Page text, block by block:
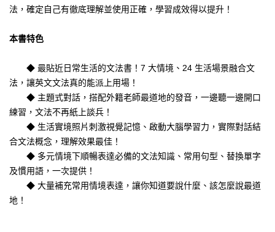
法，確定自己有徹底理解並使用正確，學習成效得以提升！
本書特色
◆ 最貼近日常生活的文法書！7 大情境、24 生活場景融合文
法，讓英文文法真的能派上用場！
◆ 主題式對話，搭配外籍老師最道地的發音，一邊聽一邊開口
練習，文法不再紙上談兵！
◆ 生活實境照片刺激視覺記憶、啟動大腦學習力，實際對話結
合文法概念，理解效果最佳！
◆ 多元情境下順暢表達必備的文法知識、常用句型、替換單字
及慣用語，一次提供！
◆ 大量補充常用情境表達，讓你知道要說什麼、該怎麼說最道
地！